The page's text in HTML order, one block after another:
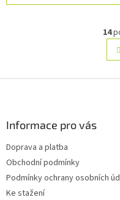
14
Informace pro vás
Doprava a platba
Obchodní podmínky
Podmínky ochrany osobních
Ke stažení